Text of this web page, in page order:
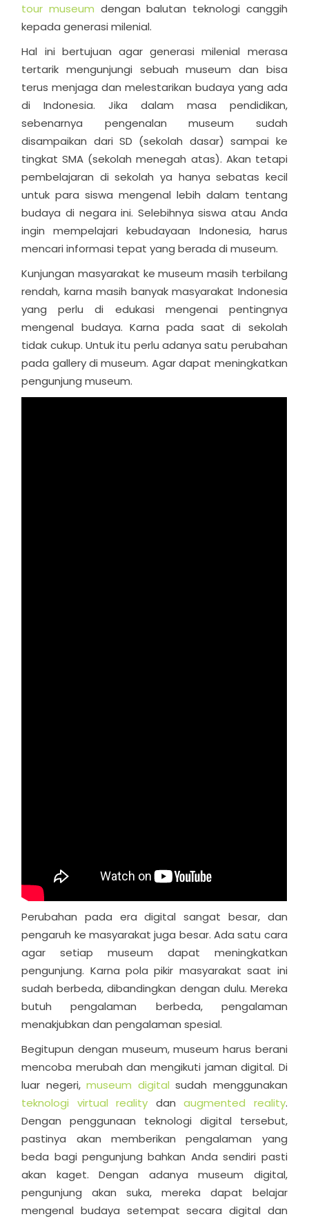
tour museum dengan balutan teknologi canggih
kepada generasi milenial.
Hal ini bertujuan agar generasi milenial merasa
tertarik mengunjungi sebuah museum dan bisa
terus menjaga dan melestarikan budaya yang ada
di Indonesia.Jika dalam masa pendidikan,
sebenarnya pengenalan museum sudah
disampaikan dari SD (sekolah dasar) sampai ke
tingkat SMA (sekolah menegah atas). Akan tetapi
pembelajaran di sekolah ya hanya sebatas kecil
untuk para siswa mengenal lebih dalam tentang
budaya di negara ini. Selebihnya siswa atau Anda
ingin mempelajari kebudayaan Indonesia, harus
mencari informasi tepat yang berada di museum.
Kunjungan masyarakat ke museum masih terbilang
rendah, karna masih banyak masyarakat Indonesia
yang perlu di edukasi mengenai pentingnya
mengenal budaya. Karna pada saat di sekolah
tidak cukup. Untuk itu perlu adanya satu perubahan
pada gallery di museum. Agar dapat meningkatkan
pengunjung museum.
Perubahan pada era digital sangat besar, dan
pengaruh ke masyarakat juga besar. Ada satu cara
agar setiap museum dapat meningkatkan
pengunjung. Karna pola pikir masyarakat saat ini
sudah berbeda, dibandingkan dengan dulu. Mereka
butuh pengalaman berbeda, pengalaman
menakjubkan dan pengalaman spesial.
Begitupun dengan museum, museum harus berani
mencoba merubah dan mengikuti jaman digital. Di
luar negeri,museum digital sudah menggunakan
teknologi virtual reality danaugmented reality.
Dengan penggunaan teknologi digital tersebut,
pastinya akan memberikan pengalaman yang
beda bagi pengunjung bahkan Anda sendiri pasti
akan kaget. Dengan adanya museum digital,
pengunjung akan suka, mereka dapat belajar
mengenal budaya setempat secara digital dan